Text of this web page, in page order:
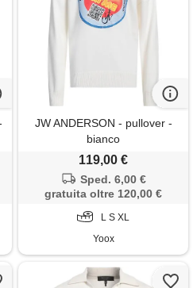
JW ANDERSON - pullover -
bianco
119,00 €
Sped. 6,00 €
gratuita oltre 120,00 €
L S XL
Yoox